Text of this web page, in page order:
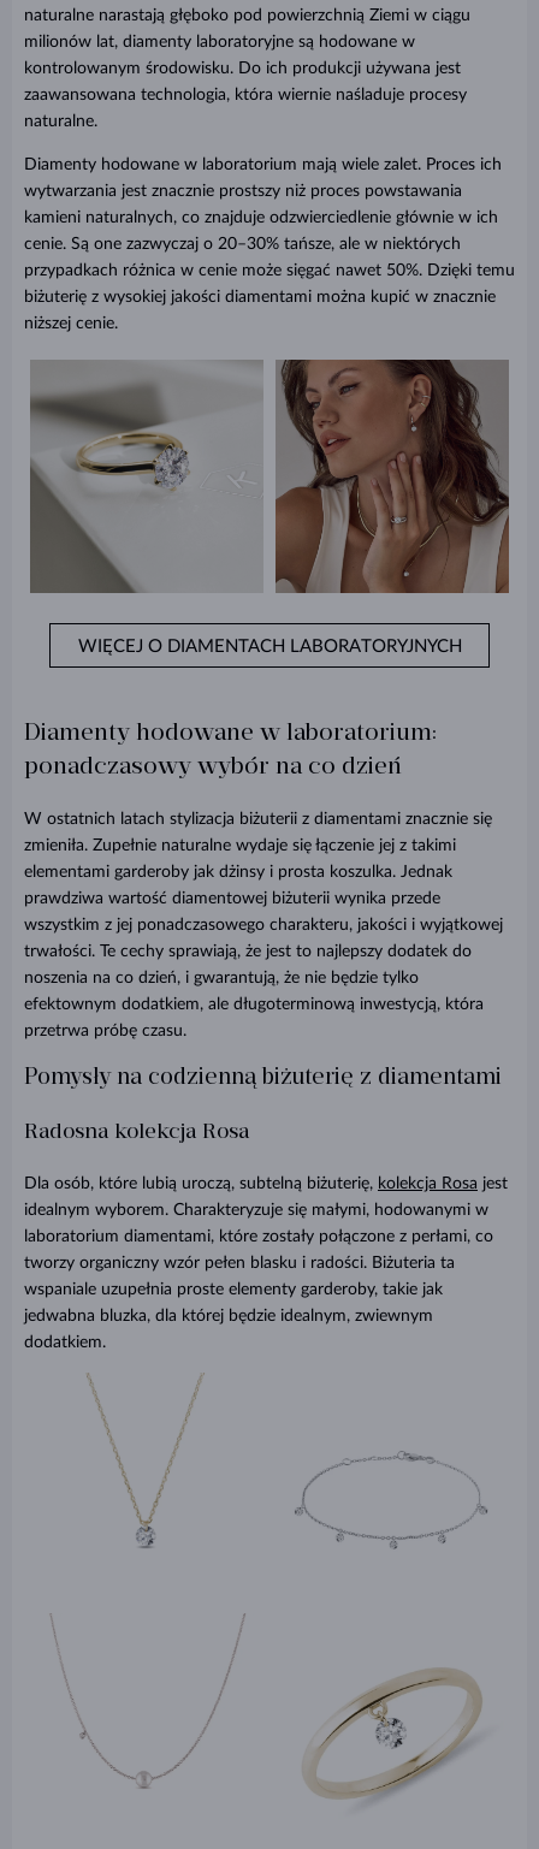
naturalne narastają głęboko pod powierzchnią Ziemi w ciągu
milionów lat, diamenty laboratoryjne są hodowane w
kontrolowanym środowisku. Do ich produkcji używana jest
zaawansowana technologia, która wiernie naśladuje procesy
naturalne.
Diamenty hodowane w laboratorium mają wiele zalet. Proces ich
wytwarzania jest znacznie prostszy niż proces powstawania
kamieni naturalnych, co znajduje odzwierciedlenie głównie w ich
cenie. Są one zazwyczaj o 20–30% tańsze, ale w niektórych
przypadkach różnica w cenie może sięgać nawet 50%. Dzięki temu
biżuterię z wysokiej jakości diamentami można kupić w znacznie
niższej cenie.
WIĘCEJ O DIAMENTACH LABORATORYJNYCH
Diamenty hodowane w laboratorium:
ponadczasowy wybór na co dzień
W ostatnich latach stylizacja biżuterii z diamentami znacznie się
zmieniła. Zupełnie naturalne wydaje się łączenie jej z takimi
elementami garderoby jak dżinsy i prosta koszulka. Jednak
prawdziwa wartość diamentowej biżuterii wynika przede
wszystkim z jej ponadczasowego charakteru, jakości i wyjątkowej
trwałości. Te cechy sprawiają, że jest to najlepszy dodatek do
noszenia na co dzień, i gwarantują, że nie będzie tylko
efektownym dodatkiem, ale długoterminową inwestycją, która
przetrwa próbę czasu.
Pomysły na codzienną biżuterię z diamentami
Radosna kolekcja Rosa
Dla osób, które lubią uroczą, subtelną biżuterię, kolekcja Rosa jest
idealnym wyborem. Charakteryzuje się małymi, hodowanymi w
laboratorium diamentami, które zostały połączone z perłami, co
tworzy organiczny wzór pełen blasku i radości. Biżuteria ta
wspaniale uzupełnia proste elementy garderoby, takie jak
jedwabna bluzka, dla której będzie idealnym, zwiewnym
dodatkiem.